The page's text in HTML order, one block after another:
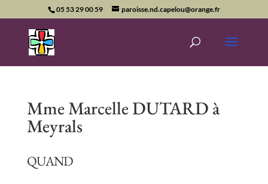
05 53 29 00 59 paroisse.nd.capelou@orange.fr
Mme Marcelle DUTARD à
Meyrals
QUAND